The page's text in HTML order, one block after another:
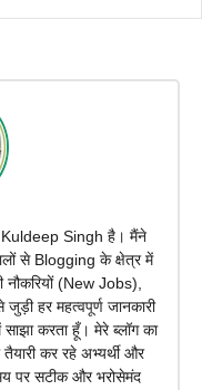
Singh है। मैंने
से Blogging के क्षेत्र में
(New Jobs),
हर महत्वपूर्ण जानकारी
करता हूँ। मेरे ब्लॉग का
तैयारी कर रहे अभ्यर्थी और
पर सटीक और भरोसेमंद